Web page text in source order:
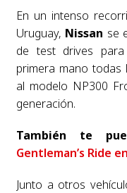
En un intenso
Uruguay, Nissan se
de test drives
primera mano todas
al modelo NP300
generación.
También te
Gentleman’s Ride
Junto a otros